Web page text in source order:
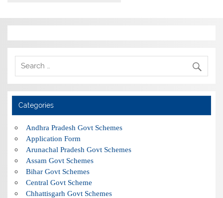
Categories
Andhra Pradesh Govt Schemes
Application Form
Arunachal Pradesh Govt Schemes
Assam Govt Schemes
Bihar Govt Schemes
Central Govt Scheme
Chhattisgarh Govt Schemes